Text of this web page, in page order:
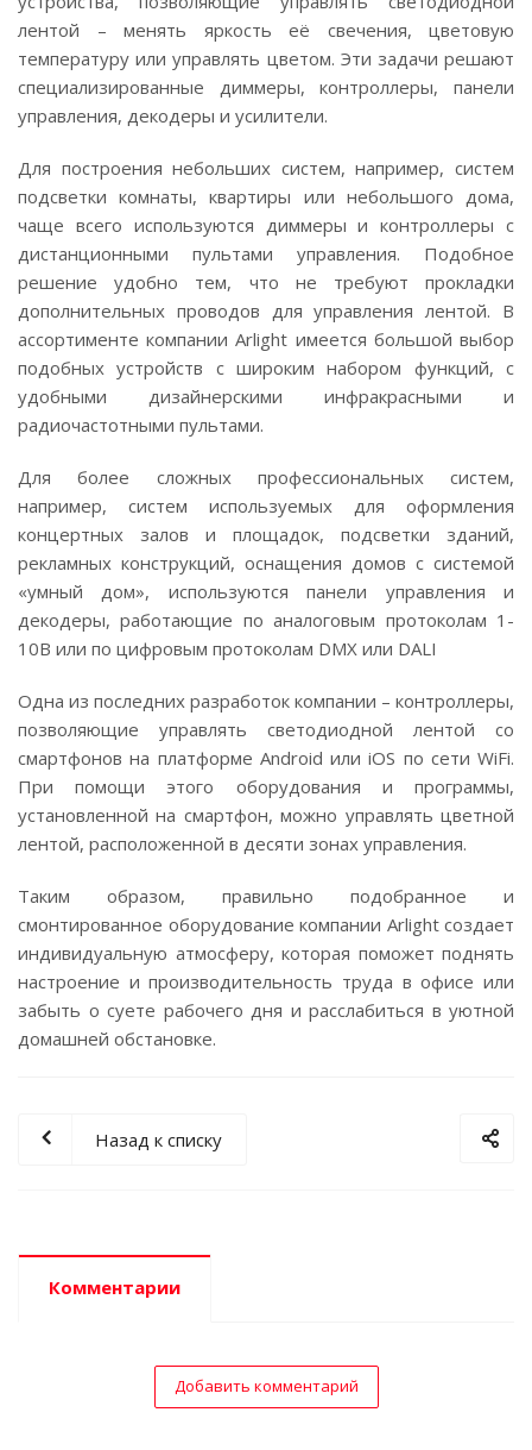
лентой – менять яркость её свечения, цветовую
температуру или управлять цветом. Эти задачи решают
специализированные диммеры, контроллеры, панели
управления, декодеры и усилители.
Для построения небольших систем, например, систем
подсветки комнаты, квартиры или небольшого дома,
чаще всего используются диммеры и контроллеры с
дистанционными пультами управления. Подобное
решение удобно тем, что не требуют прокладки
дополнительных проводов для управления лентой. В
ассортименте компании Arlight имеется большой выбор
подобных устройств с широким набором функций, с
удобными дизайнерскими инфракрасными и
радиочастотными пультами.
Для более сложных профессиональных систем,
например, систем используемых для оформления
концертных залов и площадок, подсветки зданий,
рекламных конструкций, оснащения домов с системой
«умный дом», используются панели управления и
декодеры, работающие по аналоговым протоколам 1-
10В или по цифровым протоколам DMX или DALI
Одна из последних разработок компании – контроллеры,
позволяющие управлять светодиодной лентой со
смартфонов на платформе Android или iOS по сети WiFi.
При помощи этого оборудования и программы,
установленной на смартфон, можно управлять цветной
лентой, расположенной в десяти зонах управления.
Таким образом, правильно подобранное и
смонтированное оборудование компании Arlight создает
индивидуальную атмосферу, которая поможет поднять
настроение и производительность труда в офисе или
забыть о суете рабочего дня и расслабиться в уютной
домашней обстановке.
Назад к списку
Комментарии
Добавить комментарий